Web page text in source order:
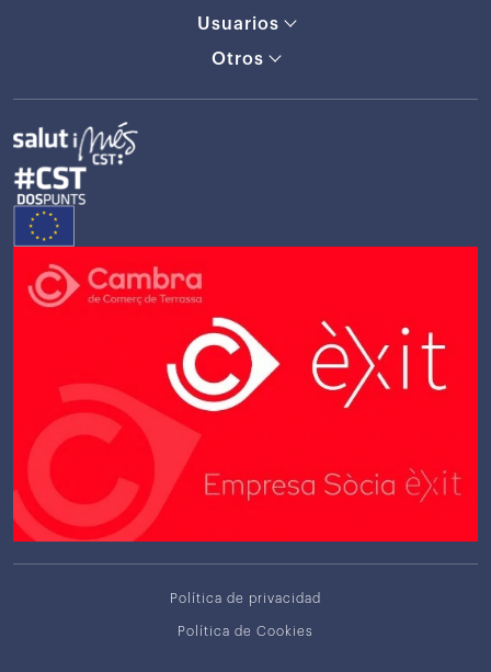
Usuarios
Otros
Política de privacidad
Política de Cookies